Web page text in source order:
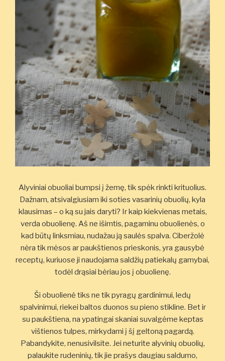
Alyviniai obuoliai bumpsi į žemę, tik spėk rinkti krituolius.
Dažnam, atsivalgiusiam iki soties vasarinių obuolių, kyla
klausimas – o ką su jais daryti? Ir kaip kiekvienas metais,
verda obuolienę. Aš ne išimtis, pagaminu obuolienės, o
kad būtų linksmiau, nudažau ją saulės spalva. Ciberžolė
nėra tik mėsos ar paukštienos prieskonis, yra gausybė
receptų, kuriuose ji naudojama saldžių patiekalų gamybai,
todėl drąsiai bėriau jos į obuolienę.
Ši obuolienė tiks ne tik pyragų gardinimui, ledų
spalvinimui, riekei baltos duonos su pieno stikline. Bet ir
su paukštiena, na ypatingai skaniai suvalgėme keptas
vištienos tulpes, mirkydami į šį geltoną pagardą.
Pabandykite, nenusivilsite. Jei neturite alyvinių obuolių,
palaukite rudeninių, tik jie prašys daugiau saldumo,